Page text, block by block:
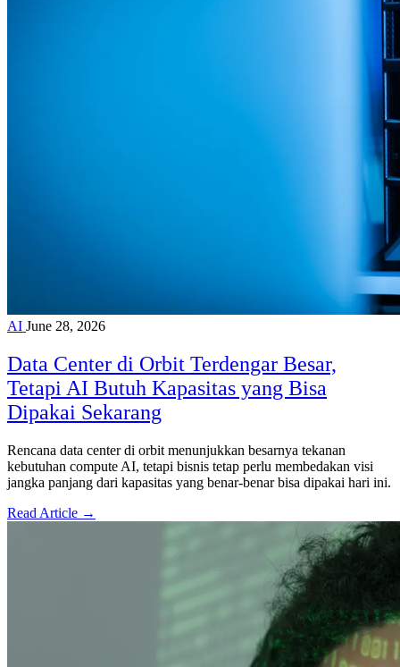
AI June 28, 2026
Data Center di Orbit Terdengar Besar,
Tetapi AI Butuh Kapasitas yang Bisa
Dipakai Sekarang
Rencana data center di orbit menunjukkan besarnya tekanan
kebutuhan compute AI, tetapi bisnis tetap perlu membedakan visi
jangka panjang dari kapasitas yang benar-benar bisa dipakai hari ini.
Read Article →